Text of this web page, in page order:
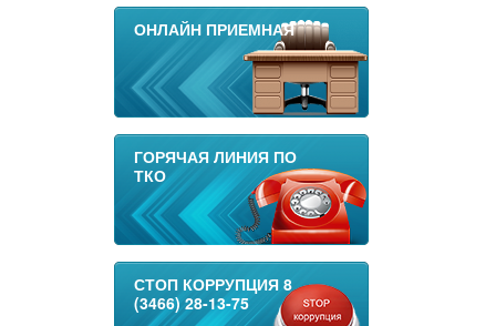
ОНЛАЙН ПРИЕМНАЯ
ГОРЯЧАЯ ЛИНИЯ ПО
ТКО
СТОП КОРРУПЦИЯ 8
(3466) 28-13-75